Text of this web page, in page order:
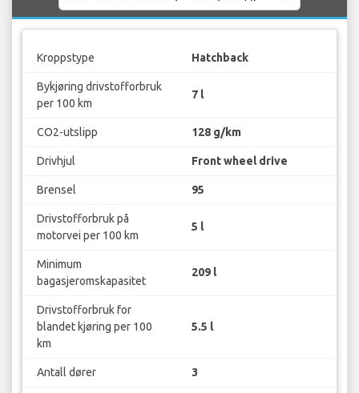
Kroppstype Hatchback
Bykjøring drivstofforbruk
per 100 km
7 l
CO2-utslipp 128 g/km
Drivhjul Front wheel drive
Brensel 95
Drivstofforbruk på
motorvei per 100 km
5 l
Minimum
bagasjeromskapasitet
209 l
Drivstofforbruk for
blandet kjøring per 100
km
5.5 l
Antall dører 3